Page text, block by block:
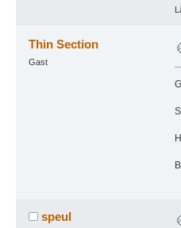
Thin Section
Gast
speul